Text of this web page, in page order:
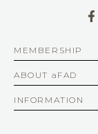
MEMBERSHIP
ABOUT aFAD
INFORMATION